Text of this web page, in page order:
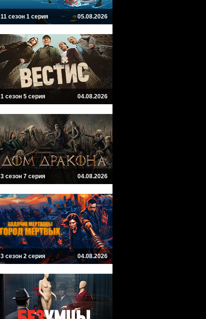
11 сезон 1 серия 05.08.2026
1 сезон 5 серия 04.08.2026
3 сезон 7 серия 04.08.2026
3 сезон 2 серия 04.08.2026